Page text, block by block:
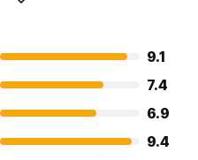
9.1
7.4
6.9
9.4